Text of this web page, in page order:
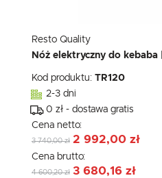
Resto Quality
Nóż elektryczny do kebaba
Kod produktu: TR120
2-3 dni
0 zł - dostawa gratis
Cena netto:
3 740,00 zł 2 992,00 zł
Cena brutto:
4 600,20 zł 3 680,16 zł